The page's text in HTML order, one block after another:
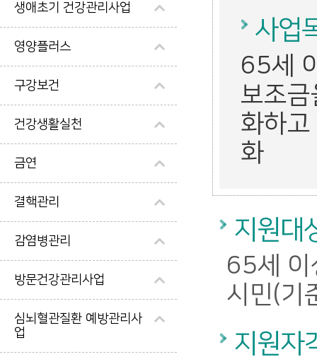
생애초기 건강관리사업
영양플러스
구강보건
건강생활실천
금연
결핵관리
감염병관리
방문건강관리사업
심뇌혈관질환 예방관리사
업
사업
65세
보조
화하
화
지원대
65세 이
시민(기
지원자